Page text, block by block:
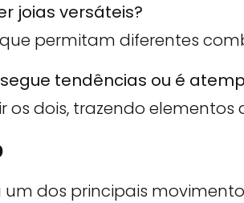
joias versáteis?
permitam diferentes
tendências ou é
os dois, trazendo
um dos principais